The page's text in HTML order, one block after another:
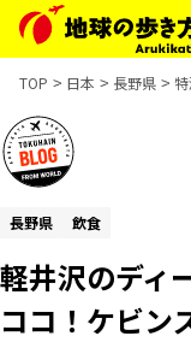
TOP 日本 長野県
長野県 飲食
軽井沢のディ
ココ！ケビン